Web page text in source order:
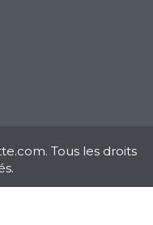
Tous les droits